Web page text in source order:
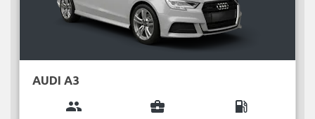
AUDI A3
group business_center local_gas_station